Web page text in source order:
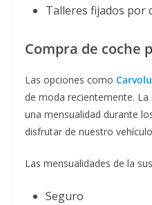
Talleres fijados por
Compra de coche
Las opciones como
de moda recientemente.
una mensualidad durante
disfrutar de nuestro
Las mensualidades de la
Seguro